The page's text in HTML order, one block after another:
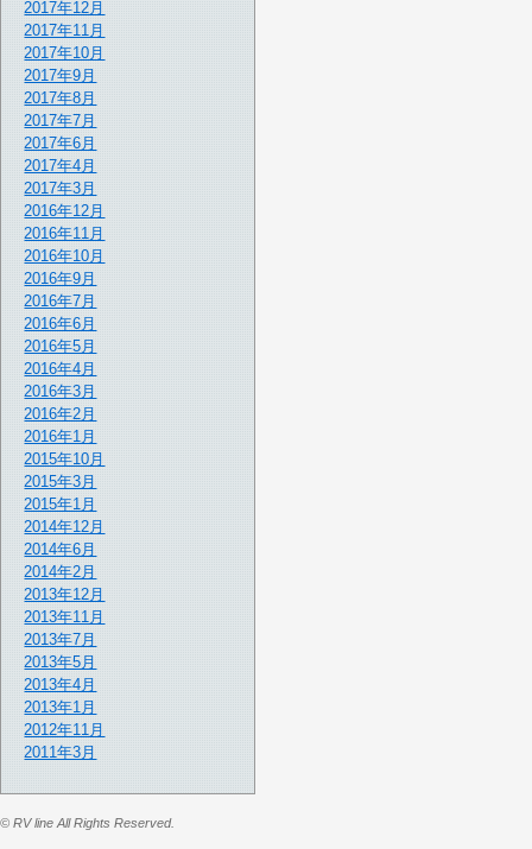
2017年12月
2017年11月
2017年10月
2017年9月
2017年8月
2017年7月
2017年6月
2017年4月
2017年3月
2016年12月
2016年11月
2016年10月
2016年9月
2016年7月
2016年6月
2016年5月
2016年4月
2016年3月
2016年2月
2016年1月
2015年10月
2015年3月
2015年1月
2014年12月
2014年6月
2014年2月
2013年12月
2013年11月
2013年7月
2013年5月
2013年4月
2013年1月
2012年11月
2011年3月
© RV line All Rights Reserved.